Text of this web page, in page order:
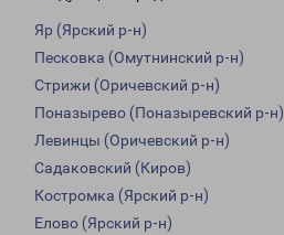
Яр (Ярский р-н)
Песковка (Омутнинский р-н)
Стрижи (Оричевский р-н)
Поназырево (Поназыревский р-н)
Левинцы (Оричевский р-н)
Садаковский (Киров)
Костромка (Ярский р-н)
Елово (Ярский р-н)